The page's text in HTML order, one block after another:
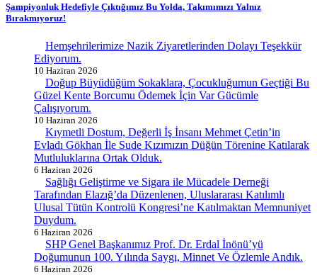
Şampiyonluk Hedefiyle Çıktığımız Bu Yolda, Takımımızı Yalnız
Bırakmıyoruz!
Hemşehrilerimize Nazik Ziyaretlerinden Dolayı Teşekkür
Ediyorum.
10 Haziran 2026
Doğup Büyüdüğüm Sokaklara, Çocukluğumun Geçtiği Bu
Güzel Kente Borcumu Ödemek İçin Var Gücümle
Çalışıyorum.
10 Haziran 2026
Kıymetli Dostum, Değerli İş İnsanı Mehmet Çetin’in
Evladı Gökhan İle Sude Kızımızın Düğün Törenine Katılarak
Mutluluklarına Ortak Olduk.
6 Haziran 2026
Sağlığı Geliştirme ve Sigara ile Mücadele Derneği
Tarafından Elazığ’da Düzenlenen, Uluslararası Katılımlı
Ulusal Tütün Kontrolü Kongresi’ne Katılmaktan Memnuniyet
Duydum.
6 Haziran 2026
SHP Genel Başkanımız Prof. Dr. Erdal İnönü’yü
Doğumunun 100. Yılında Saygı, Minnet Ve Özlemle Andık.
6 Haziran 2026